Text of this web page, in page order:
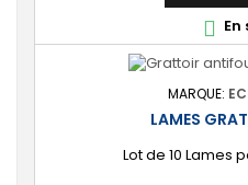
 En
MARQUE:
LAMES
Lot de 10 Lames